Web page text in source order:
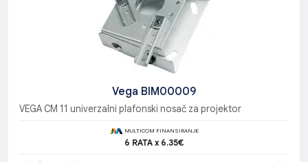
Vega BIM00009
VEGA CM 11 univerzalni plafonski nosač za projektor
MULTICOM FINANSIRANJE
6 RATA x 6.35€